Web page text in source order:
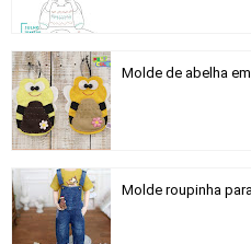
Molde de abelha
Molde roupinha